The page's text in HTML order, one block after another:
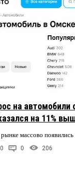
на автомобили
на 11%
массово
0 206